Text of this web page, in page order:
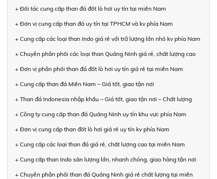
+ Đối tác cung cấp than đá đốt lò hơi uy tín tại miền Nam
+ Đơn vị cung cấp than đá uy tín tại TPHCM và kv phía Nam
+ Cung cấp các loại than Indo giá rẻ với trữ lượng lớn nhỏ kv phía Nam
+ Chuyên phân phối các loại than Quảng Ninh giá rẻ, chất lượng cao
+ Đơn vị phân phối than đá đốt lò hơi uy tín giá rẻ tại miền Nam
+ Cung cấp than đá Miền Nam – Giá tốt, giao tận nơi
+ Than đá Indonesia nhập khẩu – Giá tốt, giao tận nơi – Chất lượng
+ Công ty cung cấp than đá Quảng Ninh uy tín khu vực phía Nam
+ Đơn vị cung cấp than đốt lò hơi giá rẻ uy tín kv phía Nam
+ Cung cấp các loại than đá giá rẻ, chất lượng cao tại miền Nam
+ Cung cấp than Indo sản lượng lớn, nhanh chóng, giao hàng tận nơi
+ Chuyên phân phối than đá Quảng Ninh giá rẻ chất lượng tại miền